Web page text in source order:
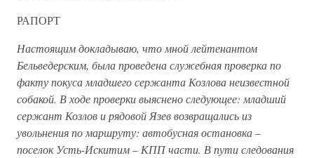
РАПОРТ
Настоящим докладываю, что мной лейтенантом
Бельведерским, была проведена служебная проверка по
факту покуса младшего сержанта Козлова неизвестной
собакой. В ходе проверки выяснено следующее: младший
сержант Козлов и рядовой Язев возвращались из
увольнения по маршруту: автобусная остановка –
поселок Усть-Искитим – КПП части. В пути следования